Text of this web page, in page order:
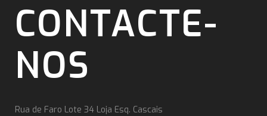
CONTACTE-
NOS
Rua de Faro Lote 34 Loja Esq. Cascais